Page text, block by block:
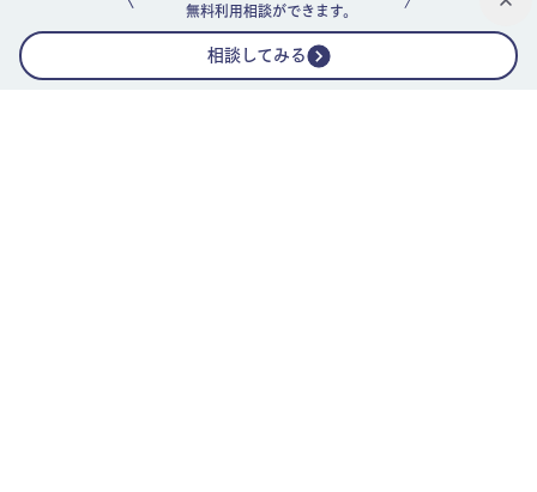
無料利用相談ができます。
相談してみる